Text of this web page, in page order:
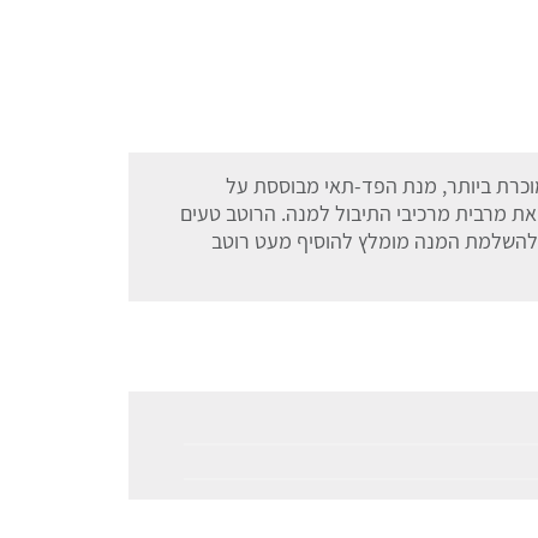
ביותר, מנת הפד-תאי מבוססת על
מרבית מרכיבי התיבול למנה. הרוטב טעים
המנה מומלץ להוסיף מעט רוטב